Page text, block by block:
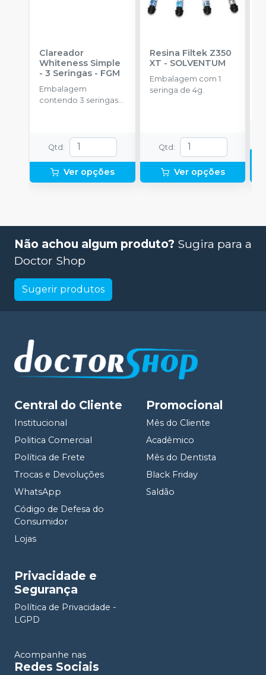
Clareador
Whiteness Simple
- 3 Seringas - FGM
Embalagem
contendo 3 seringas
Qtd :
Ver opções
Resina Filtek Z350
XT - SOLVENTUM
Embalagem com 1
seringa de 4g.
Qtd :
Ver opções
1
Não achou algum produto? Sugira para a
Doctor Shop
Sugerir produtos
Central do Cliente
Institucional
Politica Comercial
Política de Frete
Trocas e Devoluções
WhatsApp
Código de Defesa do
Consumidor
Lojas
Promocional
Mês do Cliente
Acadêmico
Mês do Dentista
Black Friday
Saldão
Privacidade e
Segurança
Política de Privacidade -
LGPD
Acompanhe nas
Redes Sociais